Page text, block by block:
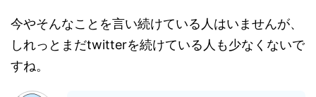
今やそんなことを言い続けている人はいませんが、
しれっとまだtwitterを続けている人も少なくないで
すね。